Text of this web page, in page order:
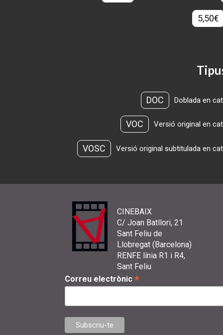
5,50€
DOC Doblada en
VOC Versió original en
VOSC Versió original subtitulada en
CINEBAIX
C/ Joan Batllori, 21
Sant Feliu de
Llobregat (Barcelona)
RENFE línia R1 i R4,
Sant Feliu
Correu electrònic *